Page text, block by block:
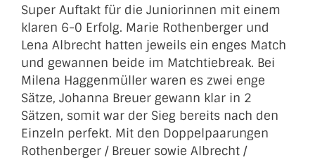
Super Auftakt für die Juniorinnen mit einem
klaren 6-0 Erfolg. Marie Rothenberger und
Lena Albrecht hatten jeweils ein enges Match
und gewannen beide im Matchtiebreak. Bei
Milena Haggenmüller waren es zwei enge
Sätze, Johanna Breuer gewann klar in 2
Sätzen, somit war der Sieg bereits nach den
Einzeln perfekt. Mit den Doppelpaarungen
Rothenberger / Breuer sowie Albrecht /